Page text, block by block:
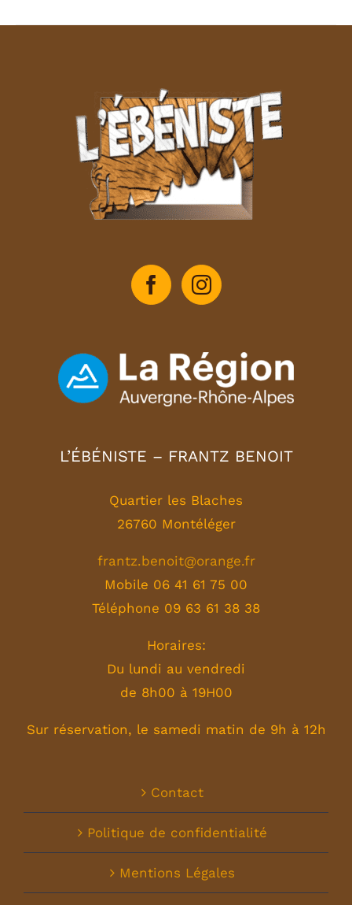
L’ÉBÉNISTE – FRANTZ BENOIT
Quartier les Blaches
26760 Montéléger
frantz.benoit@orange.fr
Mobile 06 41 61 75 00
Téléphone 09 63 61 38 38
Horaires:
Du lundi au vendredi
de 8h00 à 19H00
Sur réservation, le samedi matin de 9h à 12h
Contact
Politique de confidentialité
Mentions Légales